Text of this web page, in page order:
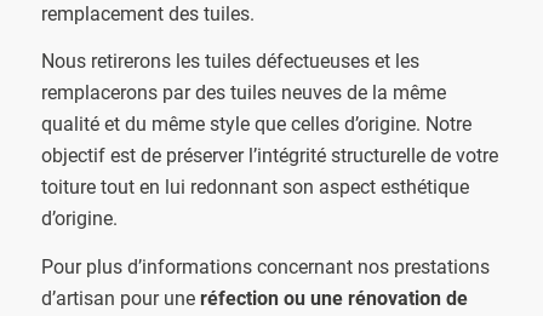
remplacement des tuiles.
Nous retirerons les tuiles défectueuses et les
remplacerons par des tuiles neuves de la même
qualité et du même style que celles d’origine. Notre
objectif est de préserver l’intégrité structurelle de votre
toiture tout en lui redonnant son aspect esthétique
d’origine.
Pour plus d’informations concernant nos prestations
d’artisan pour une réfection ou une rénovation de